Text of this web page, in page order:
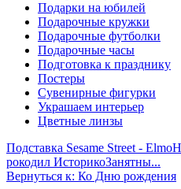
Подарки на юбилей
Подарочные кружки
Подарочные футболки
Подарочные часы
Подготовка к празднику
Постеры
Сувенирные фигурки
Украшаем интерьер
Цветные линзы
Подставка Sesame Street - Elmo
рокодил ИсторикоЗанятны...
Вернуться к: Ко Дню рождения